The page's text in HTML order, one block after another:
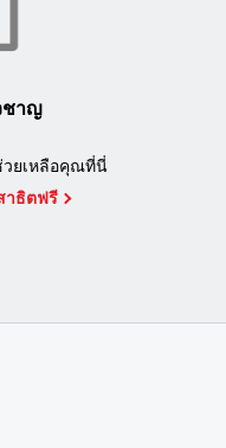
ชาญ
วยเหลือคุณที่นี่
าธิตฟรี